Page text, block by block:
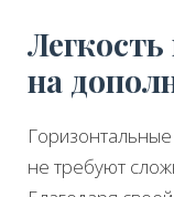
на
не требуют